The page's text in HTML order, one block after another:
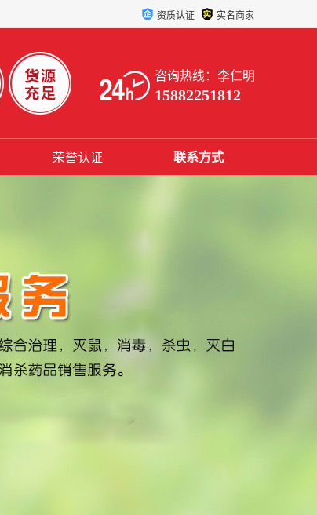
资质认证 实名商家
咨询热线：李仁明
15882251812
荣誉认证 联系方式